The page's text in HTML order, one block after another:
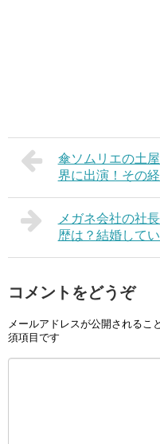
傘ソムリエの土
界に出演！その
メガネ会社の社
歴は？結婚して
コメントをどうぞ
メールアドレスが公開されるこ
須項目です